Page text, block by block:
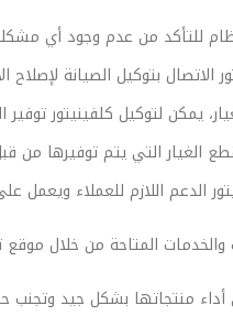
للتأكد من عدم وجود أي
بتوكيل الصيانة لإصلاح
يمكن لتوكيل كلفينيتور توفير
التي يتم توفيرها من
الدعم اللازم للعملاء
المتاحة من خلال موقع
أداء منتجاتها بشكل جيد